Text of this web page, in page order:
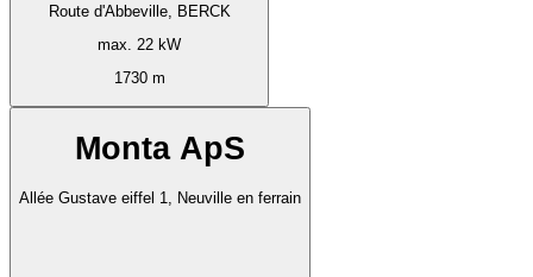
Route d'Abbeville, BERCK
max. 22 kW
1730 m
Monta ApS
Allée Gustave eiffel 1, Neuville en ferrain